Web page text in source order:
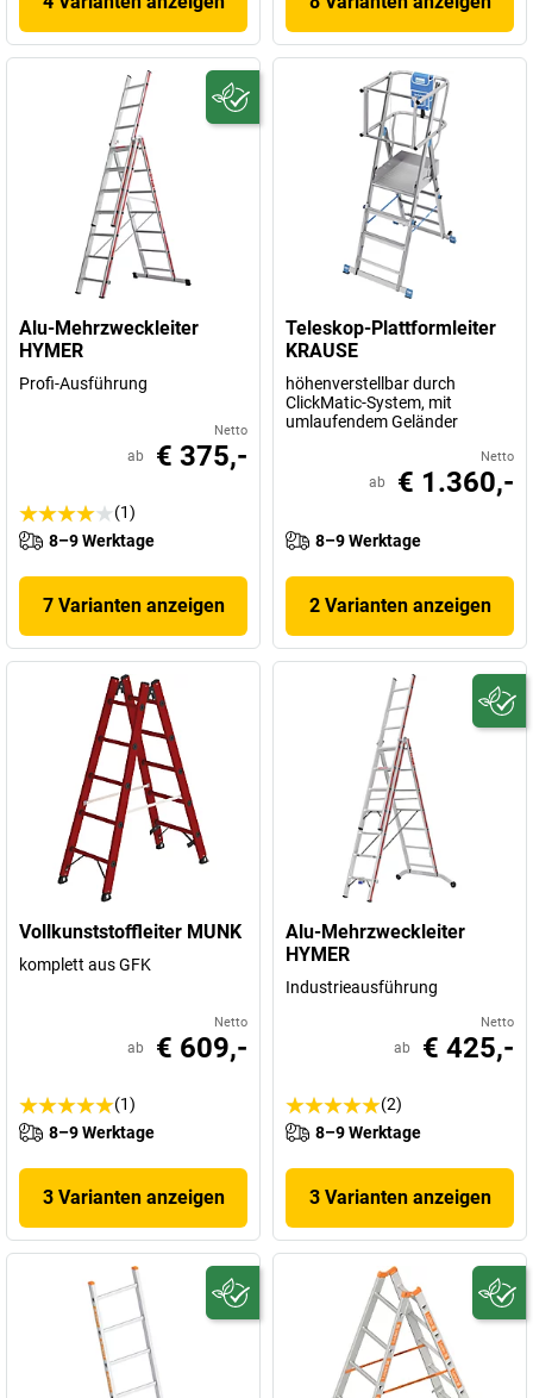
Alu-Mehrzweckleiter
HYMER
Profi-Ausführung
Netto
ab € 375,-
(1)
8–9 Werktage
7 Varianten anzeigen
Teleskop-Plattformleiter
KRAUSE
höhenverstellbar durch
ClickMatic-System, mit
umlaufendem Geländer
Netto
ab € 1.360,-
8–9 Werktage
2 Varianten anzeigen
Vollkunststoffleiter MUNK
komplett aus GFK
Netto
ab € 609,-
(1)
8–9 Werktage
3 Varianten anzeigen
Alu-Mehrzweckleiter
HYMER
Industrieausführung
Netto
ab € 425,-
(2)
8–9 Werktage
3 Varianten anzeigen